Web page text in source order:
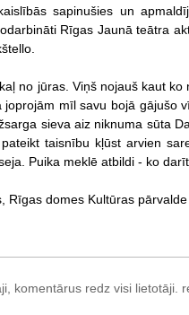
sapinušies un
Rīgas Jaunā teātra
no jūras. Viņš nojauš kaut
mīl savu bojā gājušo
sieva aiz niknuma sūta
taisnību kļūst arvien
Puika meklē atbildi - ko
Rīgas domes Kultūras pārvalde
komentārus redz visi lietotāji.